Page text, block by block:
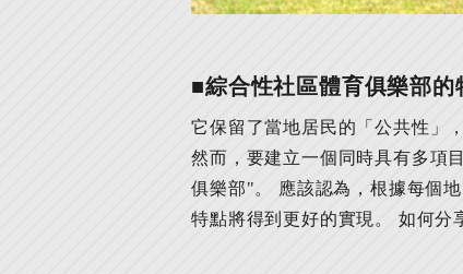
■綜合性社區體育俱樂部的
它保留了當地居民的「公共性」
然而，要建立一個同時具有多項
俱樂部"。 應該認為，根據每個
特點將得到更好的實現。 如何分